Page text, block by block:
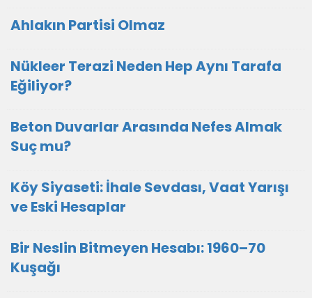
Ahlakın Partisi Olmaz
Nükleer Terazi Neden Hep Aynı Tarafa
Eğiliyor?
Beton Duvarlar Arasında Nefes Almak
Suç mu?
Köy Siyaseti: İhale Sevdası, Vaat Yarışı
ve Eski Hesaplar
Bir Neslin Bitmeyen Hesabı: 1960–70
Kuşağı